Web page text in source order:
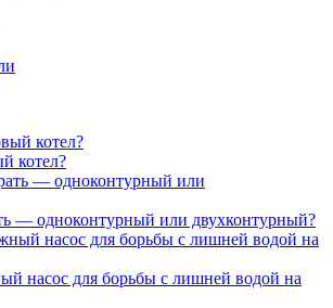
котел?
— одноконтурный или двухконтурный?
насос для борьбы с лишней водой на